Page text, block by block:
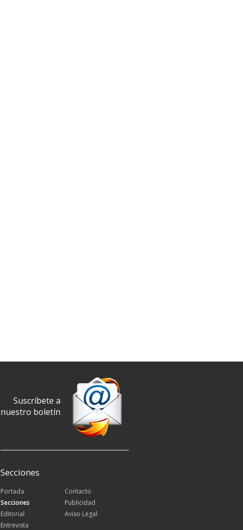
Suscríbete a
nuestro boletín
Secciones
Portada
Secciones
Editorial
Entrevista
Contacto
Publicidad
Aviso Legal